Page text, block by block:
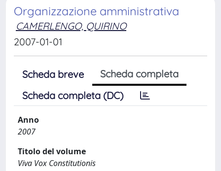
Organizzazione amministrativa
CAMERLENGO, QUIRINO
2007-01-01
Scheda breve
Scheda completa
Scheda completa (DC)
Anno
2007
Titolo del volume
Viva Vox Constitutionis